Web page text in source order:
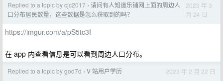
Replied to a topic by cjc2017 › 请问有人知道乐铺网上面的周边人
口分布居民数量，这些数据是怎么获取到的吗？
2023 年 3
月 24 日
https://imgur.com/a/pS5tc3I
在 app 内查看信息是可以看到周边人口分布。
Replied to a topic by god7d › V 站用户学历 2023 年 2 月 22 日